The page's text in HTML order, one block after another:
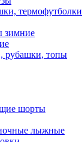
термофутболки
зимние
рубашки, топы
шорты
лыжные